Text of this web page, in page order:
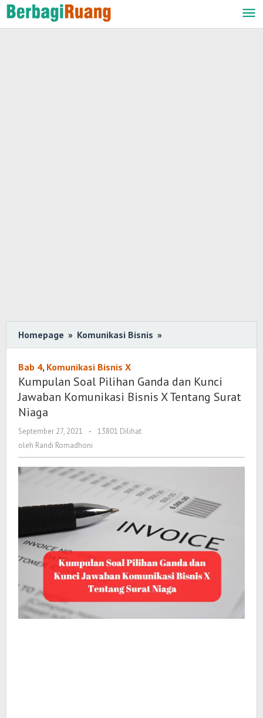
Lewati
ke
Homepage » Komunikasi Bisnis »
Soal
Ganda
dan
X
Surat
Niaga
Bab 4, Komunikasi Bisnis X
Kumpulan Soal Pilihan Ganda dan Kunci
Jawaban Komunikasi Bisnis X Tentang Surat
Niaga
September 27, 2021
oleh
Randi
-
13801 Dilihat
oleh Randi Romadhoni